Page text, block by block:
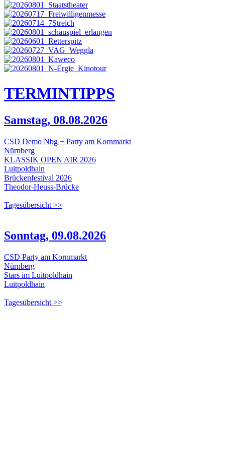
TERMINTIPPS
Samstag, 08.08.2026
CSD Demo Nbg + Party am Kornmarkt
Nürnberg
KLASSIK OPEN AIR 2026
Luitpoldhain
Brückenfestival 2026
Theodor-Heuss-Brücke
Tagesübersicht >>
Sonntag, 09.08.2026
CSD Party am Kornmarkt
Nürnberg
Stars im Luitpoldhain
Luitpoldhain
Tagesübersicht >>